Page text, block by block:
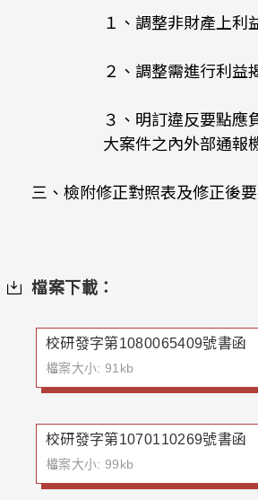
１、調整非財產上利
２、調整需進行利益
３、明訂違反要點應
大案件之內外部通報
三、檢附修正對照表及修正後要
檔案下載：
校研發字第1080065409號書函
檔案大小: 91kb
校研發字第1070110269號書函
檔案大小: 99kb